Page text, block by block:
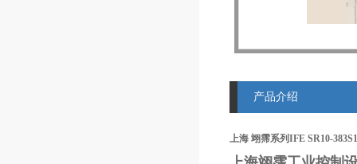
产品介绍
上海 翊霈系列IFE SR10-